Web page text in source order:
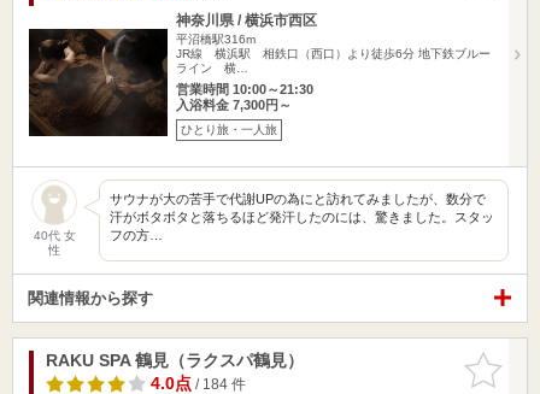
神奈川県 / 横浜市西区
平沼橋駅316m
JR線 横浜駅 相鉄口（西口）より徒歩6分 地下鉄ブルー
ライン 横…
営業時間 10:00～21:30
入浴料金 7,300円～
ひとり旅・一人旅
40代 女
性
サウナが大の苦手で代謝UPの為にと訪れてみましたが、数分で
汗がボタボタと落ちるほど発汗したのには、驚きました。スタッ
フの方…
関連情報から探す
お気に入
りに追加
RAKU SPA 鶴見（ラクスパ鶴見）
4.0点/ 184 件